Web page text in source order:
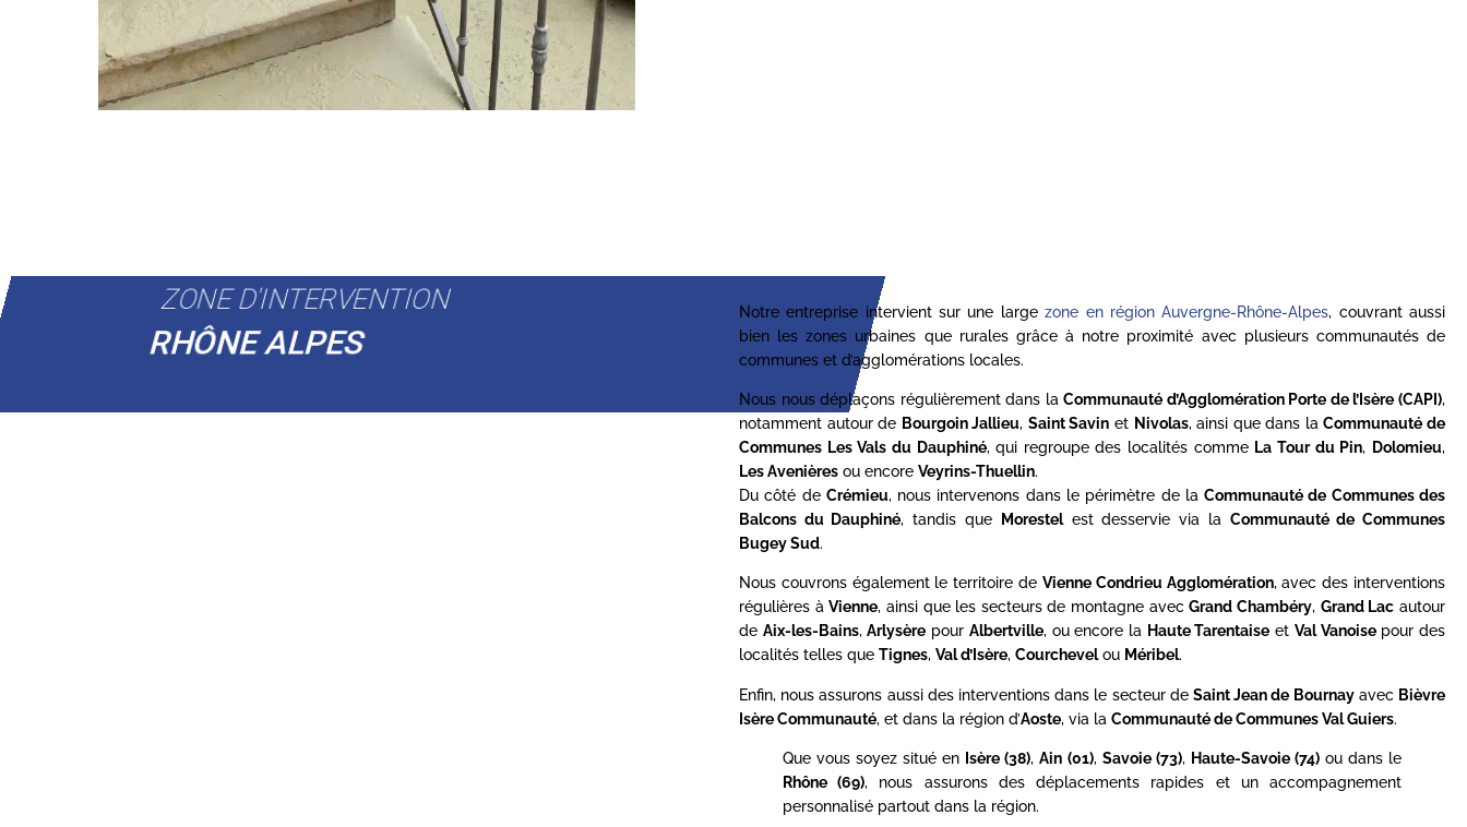
ZONE D'INTERVENTION
RHÔNE ALPES
Notre entreprise intervient sur une largezone en région Auvergne-Rhône-Alpes, couvrant aussi
bien les zones urbaines que rurales grâce à notre proximité avec plusieurs communautés de
communes et d’agglomérations locales.
Nous nous déplaçons régulièrement dans laCommunauté d’Agglomération Porte de l’Isère (CAPI),
notamment autour de Bourgoin Jallieu, Saint Savin et Nivolas, ainsi que dans laCommunauté de
Communes Les Vals du Dauphiné, qui regroupe des localités comme La Tour du Pin, Dolomieu,
Les Avenièresou encore Veyrins-Thuellin.
Du côté de Crémieu, nous intervenons dans le périmètre de laCommunauté de Communes des
Balcons du Dauphiné, tandis que Morestelest desservie via la Communauté de Communes
Bugey Sud.
Nous couvrons également le territoire de Vienne Condrieu Agglomération, avec des interventions
régulières àVienne, ainsi que les secteurs de montagne avecGrand Chambéry, Grand Lac autour
de Aix-les-Bains,Arlysère pour Albertville, ou encore la Haute Tarentaise et Val Vanoisepour des
localités telles que Tignes, Val d’Isère, Courchevelou Méribel.
Enfin, nous assurons aussi des interventions dans le secteur de Saint Jean de Bournayavec Bièvre
Isère Communauté, et dans la région d’Aoste, via la Communauté de Communes Val Guiers.
Que vous soyez situé en Isère (38),Ain (01), Savoie (73), Haute-Savoie (74)ou dans le
Rhône (69), nous assurons des déplacements rapides et un accompagnement
personnalisé partout dans la région.